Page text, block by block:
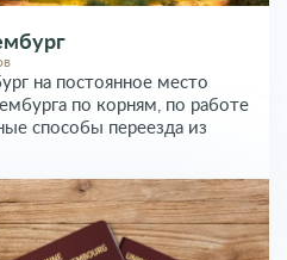
на постоянное место
по корням, по работе
способы переезда из